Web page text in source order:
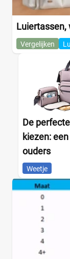
Luiertassen,
Vergelijken
De
kiezen:
ouders
Weetje